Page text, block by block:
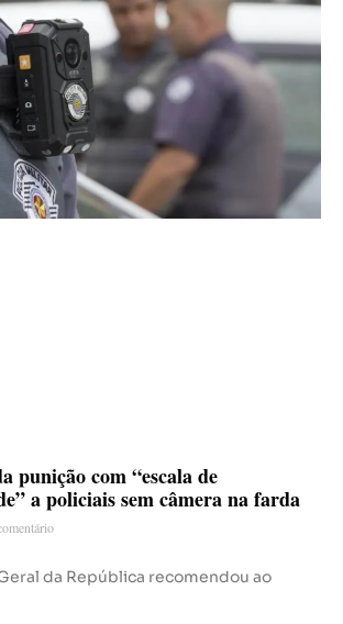
punição com “escala de
a policiais sem câmera na farda
da República recomendou ao